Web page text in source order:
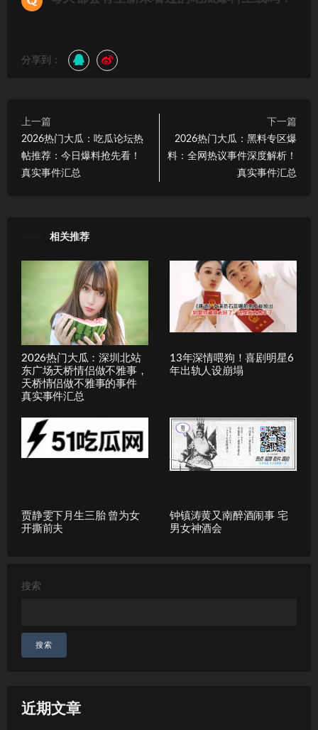
分享到：
上一篇
2026热门大瓜：吃瓜论坛热
帖推荐：今日爆料抢先看！
真实事件汇总
下一篇
2026热门大瓜：黑料专区爆
料：全网热议事件深度解析！
真实事件汇总
相关推荐
2026热门大瓜：深圳北站
东广场天桥情侣做不雅事，
天桥情侣做不雅事的事件
真实事件汇总
13年深情喂狗！喜剧明星6
年出轨人设崩塌
贾静雯下月生三胎 曾为女
开撕前夫
钟镇涛黄又南醉酒闹事 宅
男女神酒会
搜索
搜索
近期文章